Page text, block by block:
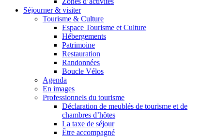
Séjourner & visiter
Tourisme & Culture
Espace Tourisme et Culture
Hébergements
Patrimoine
Restauration
Randonnées
Boucle Vélos
Agenda
En images
Professionnels du tourisme
Déclaration de meublés de tourisme et de
chambres d’hôtes
La taxe de séjour
Être accompagné